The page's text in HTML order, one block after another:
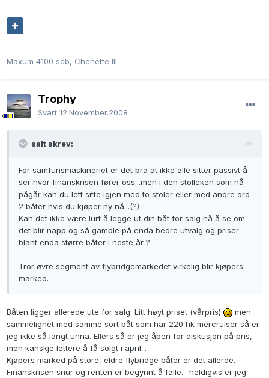
Maxum 4100 scb, Chenette III
Trophy
Svart 12.November.2008
salt skrev:
For samfunsmaskineriet er det bra at ikke alle sitter passivt å
ser hvor finanskrisen fører oss...men i den stolleken som nå
pågår kan du lett sitte igjen med to stoler eller med andre ord
2 båter hvis du kjøper ny nå...(?)
Kan det ikke være lurt å legge ut din båt for salg nå å se om
det blir napp og så gamble på enda bedre utvalg og priser
blant enda større båter i neste år ?
Tror øvre segment av flybridgemarkedet virkelig blir kjøpers
marked.
Båten ligger allerede ute for salg. Litt høyt priset (vårpris)
men
sammelignet med samme sort båt som har 220 hk mercruiser så er
jeg ikke så langt unna. Ellers så er jeg åpen for diskusjon på pris,
men kanskje lettere å få solgt i april...
Kjøpers marked på store, eldre flybridge båter er det allerde.
Finanskrisen snur og renten er begynnt å falle... heldigvis er jeg